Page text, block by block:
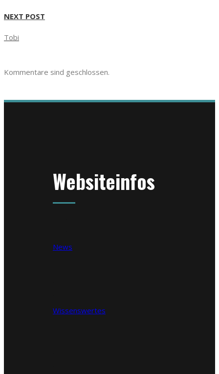
NEXT POST
Tobi
Kommentare sind geschlossen.
Websiteinfos
News
Wissenswertes